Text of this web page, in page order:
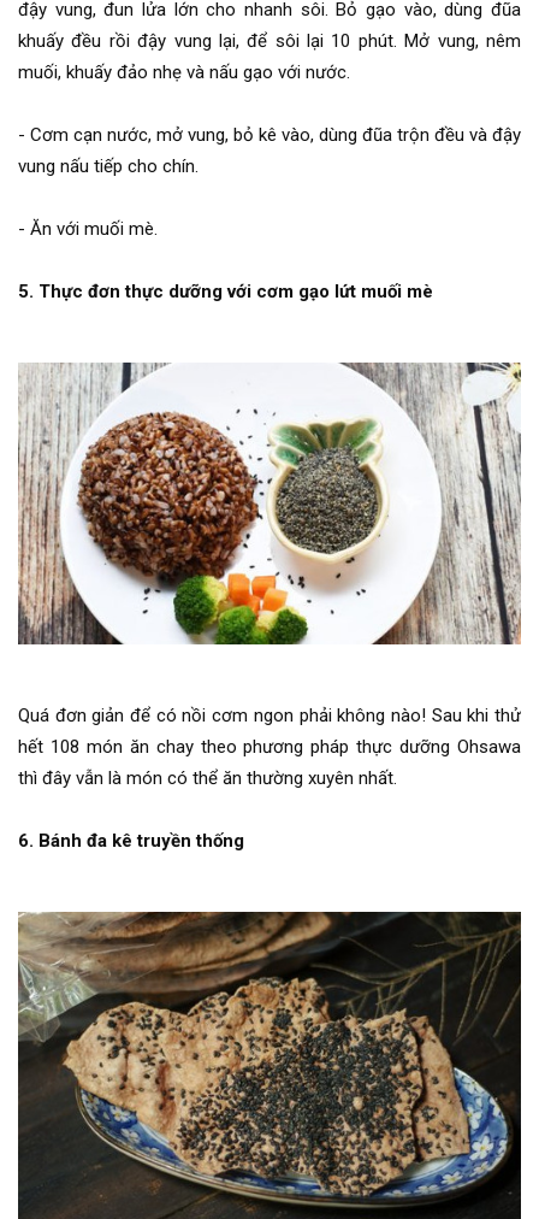
đậy vung, đun lửa lớn cho nhanh sôi. Bỏ gạo vào, dùng đũa
khuấy đều rồi đậy vung lại, để sôi lại 10 phút. Mở vung, nêm
muối, khuấy đảo nhẹ và nấu gạo với nước.
- Cơm cạn nước, mở vung, bỏ kê vào, dùng đũa trộn đều và đậy
vung nấu tiếp cho chín.
- Ăn với muối mè.
5. Thực đơn thực dưỡng với cơm gạo lứt muối mè
Quá đơn giản để có nồi cơm ngon phải không nào! Sau khi thử
hết 108 món ăn chay theo phương pháp thực dưỡng Ohsawa
thì đây vẫn là món có thể ăn thường xuyên nhất.
6. Bánh đa kê truyền thống